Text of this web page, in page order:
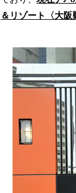
＆リゾート〈大阪